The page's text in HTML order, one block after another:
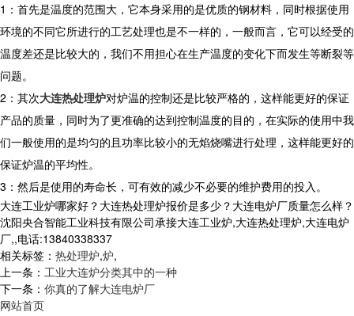
1：首先是温度的范围大，它本身采用的是优质的钢材料，同时根据使用
环境的不同它所进行的工艺处理也是不一样的，一般而言，它可以经受的
温度差还是比较大的，我们不用担心在生产温度的变化下而发生等断裂等
问题。
2：其次大连热处理炉对炉温的控制还是比较严格的，这样能更好的保证
产品的质量，同时为了更准确的达到控制温度的目的，在实际的使用中我
们一般使用的是均匀的且功率比较小的无焰烧嘴进行处理，这样能更好的
保证炉温的平均性。
3：然后是使用的寿命长，可有效的减少不必要的维护费用的投入。
大连工业炉哪家好？大连热处理炉报价是多少？大连电炉厂质量怎么样？
沈阳央合智能工业科技有限公司承接大连工业炉,大连热处理炉,大连电炉
厂,,电话:13840338337
相关标签： 热处理炉,炉,
上一条： 工业大连炉分类其中的一种
下一条： 你真的了解大连电炉厂
网站首页